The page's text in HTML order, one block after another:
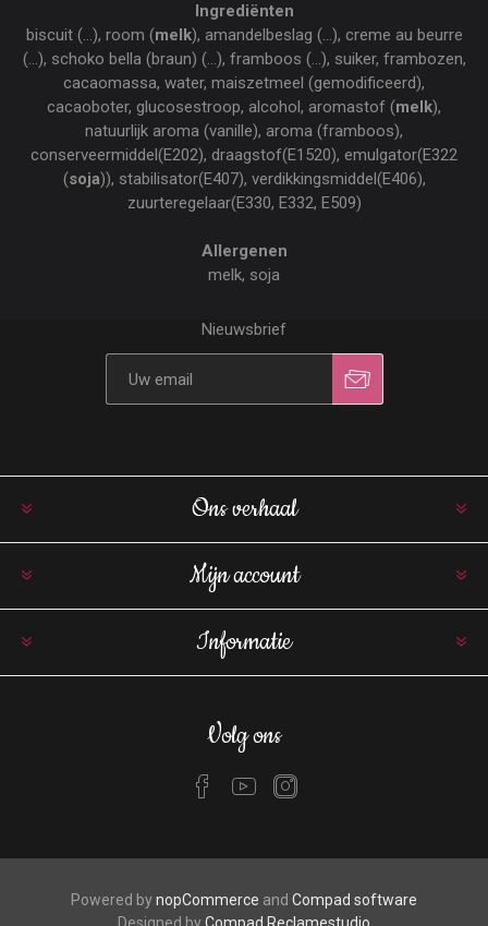
Ingrediënten
biscuit (...), room (melk), amandelbeslag (...), creme au beurre
(...), schoko bella (braun) (...), framboos (...), suiker, frambozen,
cacaomassa, water, maiszetmeel (gemodificeerd),
cacaoboter, glucosestroop, alcohol, aromastof (melk),
natuurlijk aroma (vanille), aroma (framboos),
conserveermiddel(E202), draagstof(E1520), emulgator(E322
(soja)), stabilisator(E407), verdikkingsmiddel(E406),
zuurteregelaar(E330, E332, E509)
Allergenen
melk, soja
Nieuwsbrief
Ons verhaal
Mijn account
Informatie
Volg ons
Powered bynopCommerce and Compad software